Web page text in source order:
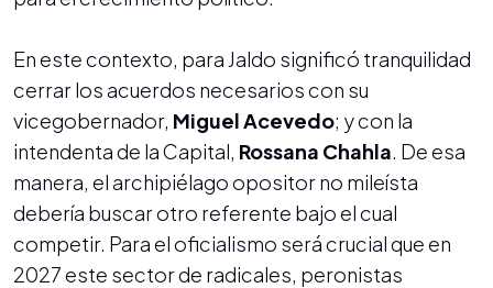
En este contexto, para Jaldo significó tranquilidad
cerrar los acuerdos necesarios con su
vicegobernador, Miguel Acevedo; y con la
intendenta de la Capital, Rossana Chahla . De esa
manera, el archipiélago opositor no mileísta
debería buscar otro referente bajo el cual
competir. Para el oficialismo será crucial que en
2027 este sector de radicales, peronistas